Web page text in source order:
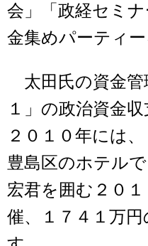
会」「政経セミ
金集めパーティ
太田氏の資金管
１」の政治資金
２０１０年には
豊島区のホテル
宏君を囲む２０
催、１７４１万